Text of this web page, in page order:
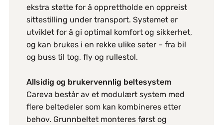
ekstra støtte for å opprettholde en oppreist
sittestilling under transport. Systemet er
utviklet for å gi optimal komfort og sikkerhet,
og kan brukes i en rekke ulike seter – fra bil
og buss til tog, fly og rullestol.
Allsidig og brukervennlig beltesystem
Careva består av et modulært system med
flere beltedeler som kan kombineres etter
behov. Grunnbeltet monteres først og